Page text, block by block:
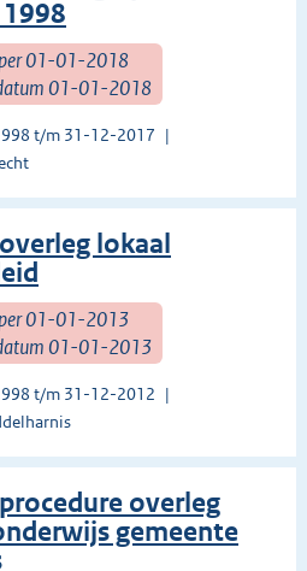
01-01-2018
01-01-2018
t/m 31-12-2017
lokaal
01-01-2013
01-01-2013
t/m 31-12-2012
overleg
gemeente